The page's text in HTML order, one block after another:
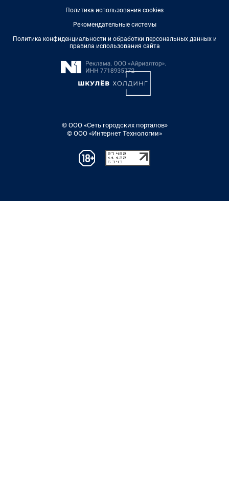
Политика использования cookies
Рекомендательные системы
Политика конфиденциальности и обработки персональных данных и
правила использования сайта
© ООО «Сеть городских порталов»
© ООО «Интернет Технологии»